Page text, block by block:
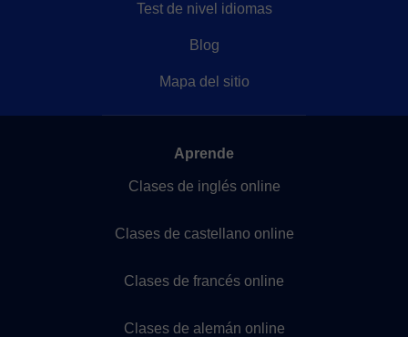
Test de nivel idiomas
Blog
Mapa del sitio
Aprende
Clases de inglés online
Clases de castellano online
Clases de francés online
Clases de alemán online